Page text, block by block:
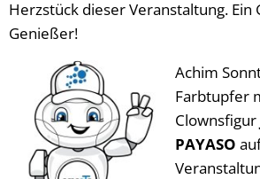
Herzstück dieser Veranstaltung. Ein
Genießer!
Achim
Farbtupfer
Clownsfigur
PAYASO